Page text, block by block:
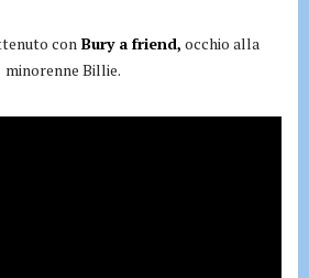
conBury a friend, occhio alla
minorenne Billie.